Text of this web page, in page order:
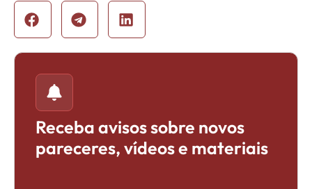
Receba avisos sobre novos
pareceres, vídeos e materiais